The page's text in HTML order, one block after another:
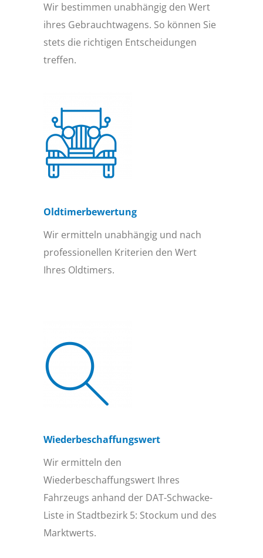
Wir bestimmen unabhängig den Wert
ihres Gebrauchtwagens. So können Sie
stets die richtigen Entscheidungen
treffen.
Oldtimer­bewertung
Wir ermitteln unabhängig und nach
professionellen Kriterien den Wert
Ihres Oldtimers.
Wiederbeschaffungs­wert
Wir ermitteln den
Wiederbeschaffungswert Ihres
Fahrzeugs anhand der DAT-Schwacke-
Liste in Stadtbezirk 5: Stockum und des
Marktwerts.